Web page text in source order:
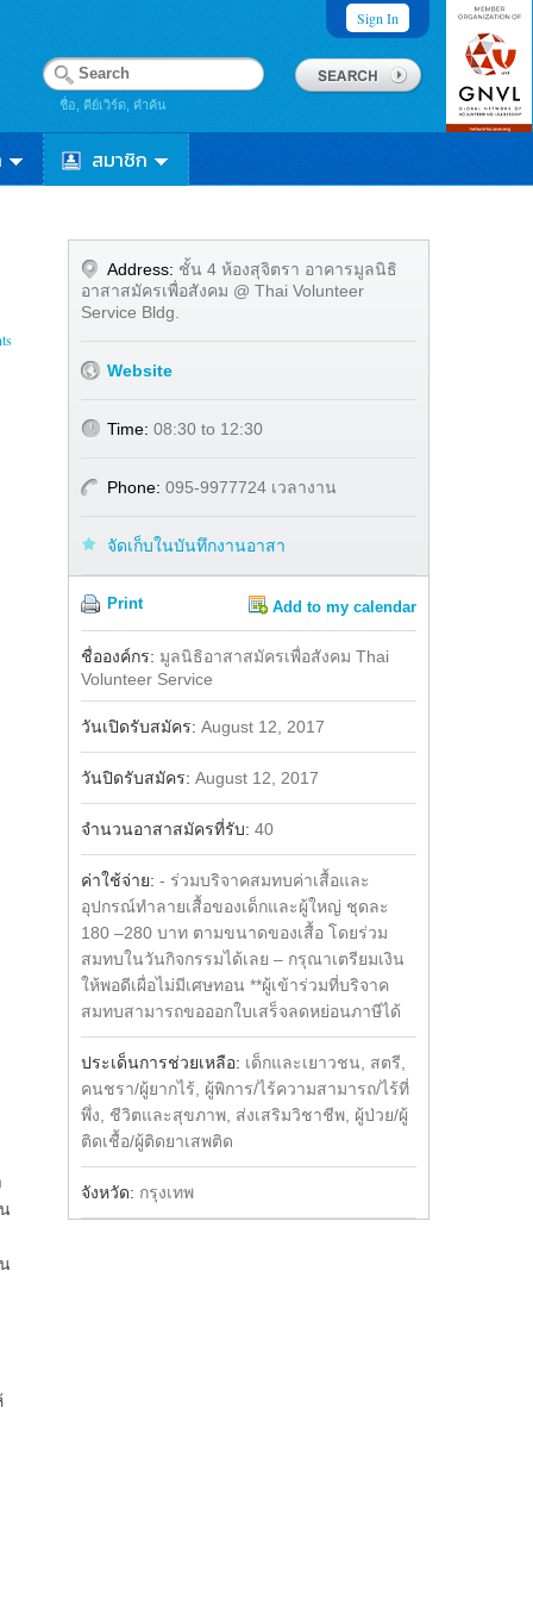
Sign In
ชื่อ, คีย์เวิร์ด, คำค้น
สมาชิก
Address: ชั้น 4 ห้องสุจิตรา อาคารมูลนิธิ
อาสาสมัครเพื่อสังคม @ Thai Volunteer
Service Bldg.
Website
Time: 08:30 to 12:30
Phone: 095-9977724 เวลางาน
จัดเก็บในบันทึกงานอาสา
Print Add to my calendar
ชื่อองค์กร: มูลนิธิอาสาสมัครเพื่อสังคม Thai
Volunteer Service
วันเปิดรับสมัคร: August 12, 2017
วันปิดรับสมัคร: August 12, 2017
จำนวนอาสาสมัครที่รับ: 40
ค่าใช้จ่าย: - ร่วมบริจาคสมทบค่าเสื้อและ
อุปกรณ์ทำลายเสื้อของเด็กและผู้ใหญ่ ชุดละ
180 –280 บาท ตามขนาดของเสื้อ โดยร่วม
สมทบในวันกิจกรรมได้เลย – กรุณาเตรียมเงิน
ให้พอดีเผื่อไม่มีเศษทอน **ผู้เข้าร่วมที่บริจาค
สมทบสามารถขอออกใบเสร็จลดหย่อนภาษีได้
ประเด็นการช่วยเหลือ: เด็กและเยาวชน, สตรี,
คนชรา/ผู้ยากไร้, ผู้พิการ/ไร้ความสามารถ/ไร้ที่
พึ่ง, ชีวิตและสุขภาพ, ส่งเสริมวิชาชีพ, ผู้ป่วย/ผู้
ติดเชื้อ/ผู้ติดยาเสพติด
จังหวัด: กรุงเทพ